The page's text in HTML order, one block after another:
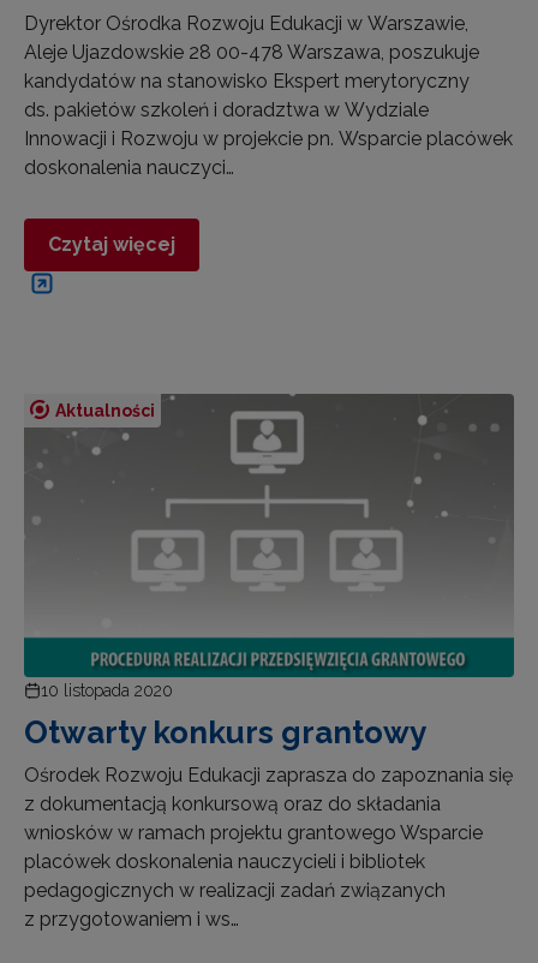
Dyrektor Ośrodka Rozwoju Edukacji w Warszawie,
Aleje Ujazdowskie 28 00-478 Warszawa, poszukuje
kandydatów na stanowisko Ekspert merytoryczny
ds. pakietów szkoleń i doradztwa w Wydziale
Innowacji i Rozwoju w projekcie pn. Wsparcie placówek
doskonalenia nauczyci…
Czytaj więcej
Aktualności
10 listopada 2020
Otwarty konkurs grantowy
Ośrodek Rozwoju Edukacji zaprasza do zapoznania się
z dokumentacją konkursową oraz do składania
wniosków w ramach projektu grantowego Wsparcie
placówek doskonalenia nauczycieli i bibliotek
pedagogicznych w realizacji zadań związanych
z przygotowaniem i ws…